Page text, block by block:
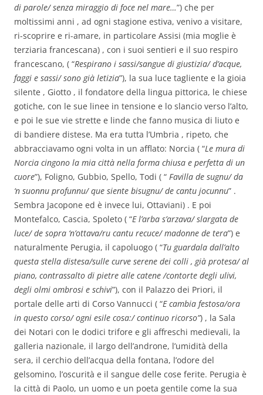
di parole/ senza miraggio di foce nel mare…”) che per
moltissimi anni , ad ogni stagione estiva, venivo a visitare,
ri-scoprire e ri-amare, in particolare Assisi (mia moglie è
terziaria francescana) , con i suoi sentieri e il suo respiro
francescano, ( “Respirano i sassi/sangue di giustizia/ d’acque,
faggi e sassi/ sono già letizia”), la sua luce tagliente e la gioia
silente , Giotto , il fondatore della lingua pittorica, le chiese
gotiche, con le sue linee in tensione e lo slancio verso l’alto,
e poi le sue vie strette e linde che fanno musica di liuto e
di bandiere distese. Ma era tutta l’Umbria , ripeto, che
abbracciavamo ogni volta in un afflato: Norcia ( “Le mura di
Norcia cingono la mia città nella forma chiusa e perfetta di un
cuore”), Foligno, Gubbio, Spello, Todi ( “ Favilla de sugnu/ da
‘n suonnu profunnu/ que siente bisugnu/ de cantu jocunnu” .
Sembra Jacopone ed è invece lui, Ottaviani) . E poi
Montefalco, Cascia, Spoleto ( “E l’arba s’arzava/ slargata de
luce/ de sopra ‘n’ottava/ru cantu recuce/ madonne de tera”) e
naturalmente Perugia, il capoluogo ( “Tu guardala dall’alto
questa stella distesa/sulle curve serene dei colli , già protesa/ al
piano, contrassalto di pietre alle catene /contorte degli ulivi,
degli olmi ombrosi e schivi”), con il Palazzo dei Priori, il
portale delle arti di Corso Vannucci ( “E cambia festosa/ora
in questo corso/ ogni esile cosa:/ continuo ricorso”) , la Sala
dei Notari con le dodici trifore e gli affreschi medievali, la
galleria nazionale, il largo dell’androne, l’umidità della
sera, il cerchio dell’acqua della fontana, l’odore del
gelsomino, l’oscurità e il sangue delle cose ferite. Perugia è
la città di Paolo, un uomo e un poeta gentile come la sua